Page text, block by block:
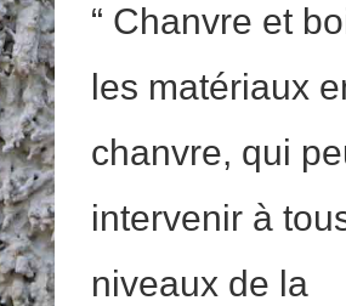
“ Chanvre et
les matériaux
chanvre, qui
intervenir à
niveaux de la